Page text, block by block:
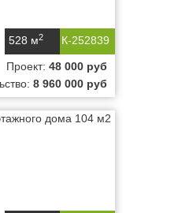
К-252839
528 м2
Проект: 48 000 руб
8 960 000 руб